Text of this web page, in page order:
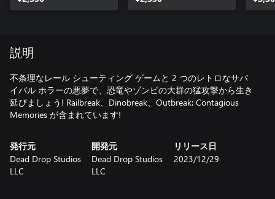
説明
不条理なレール シューティング ゲームと 2 つのレトロなサバ
イバル ホラーの悪夢で、恐竜やゾンビの大群の猛攻撃から生き
延びましょう! Railbreak、Dinobreak、Outbreak: Contagious
Memories が含まれています!
発行元
Dead Drop Studios
LLC
開発元
Dead Drop Studios
LLC
リリース日
2023/12/29